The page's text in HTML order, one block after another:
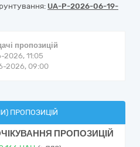
UA-P-2026-06-19-
пропозицій
2026, 11:05
2026, 09:00
ПРОПОЗИЦІЙ
ПРОПОЗИЦІЙ